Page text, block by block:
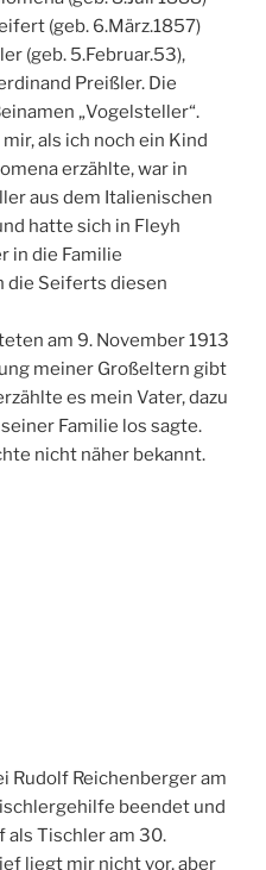
(geb. 6.März.1857)
(geb. 5.Februar.53),
Preißler. Die
„Vogelsteller“.
als ich noch ein Kind
erzählte, war in
aus dem Italienischen
hatte sich in Fleyh
in die Familie
Seiferts diesen
am 9. November 1913
meiner Großeltern gibt
es mein Vater, dazu
Familie los sagte.
nicht näher bekannt.
Rudolf Reichenberger am
beendet und
als Tischler am 30.
liegt mir nicht vor, aber